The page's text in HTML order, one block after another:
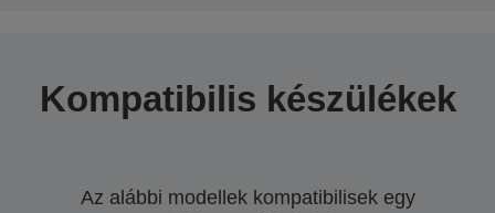
Kompatibilis készülékek
Az alábbi modellek kompatibilisek egy